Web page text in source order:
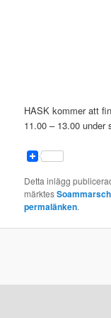
HASK kommer att
11.00 – 13.00 under
Detta inlägg
märktes
permalänken.